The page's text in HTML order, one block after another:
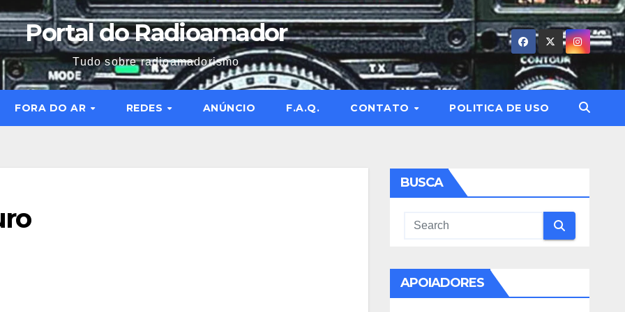
Portal do Radioamador
Tudo sobre radioamadorismo
FORA DO AR REDES ANÚNCIO F.A.Q. CONTATO POLITICA DE USO
BUSCA
APOIADORES